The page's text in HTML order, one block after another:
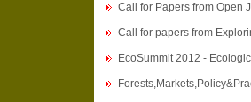
Call for Papers from Open
Call for papers from
EcoSummit 2012 -